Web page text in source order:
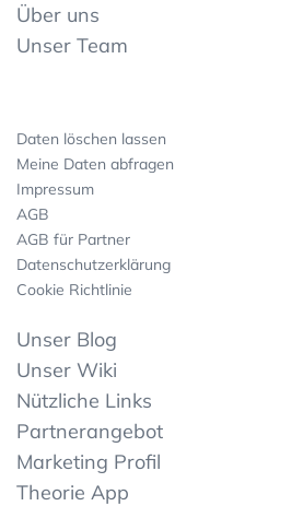
Über uns
Unser Team
Daten löschen lassen
Meine Daten abfragen
Impressum
AGB
AGB für Partner
Datenschutzerklärung
Cookie Richtlinie
Unser Blog
Unser Wiki
Nützliche Links
Partnerangebot
Marketing Profil
Theorie App